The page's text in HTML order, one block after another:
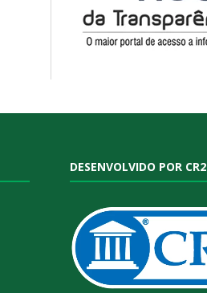
DESENVOLVIDO POR CR2